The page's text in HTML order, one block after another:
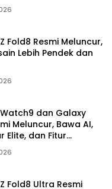
Fold8 Resmi Meluncur,
Lebih Pendek dan
dan Galaxy
Meluncur, Bawa AI,
Elite, dan Fitur
Fold8 Ultra Resmi